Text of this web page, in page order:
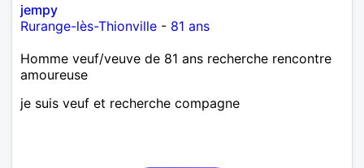
jempy
Rurange-lès-Thionville - 81 ans
Homme veuf/veuve de 81 ans recherche rencontre
amoureuse
je suis veuf et recherche compagne